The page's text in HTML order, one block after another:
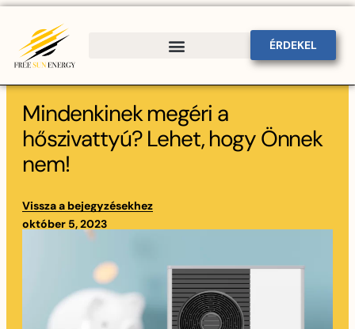
ÉRDEKEL
Mindenkinek megéri a
hőszivattyú? Lehet, hogy Önnek
nem!
Vissza a bejegyzésekhez
október 5, 2023